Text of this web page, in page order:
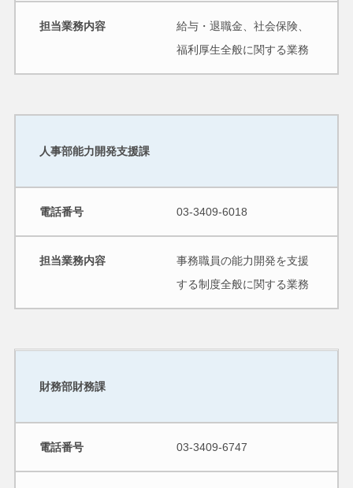
担当業務内容
給与・退職金、社会保険、
福利厚生全般に関する業務
人事部能力開発支援課
電話番号 03-3409-6018
担当業務内容
事務職員の能力開発を支援
する制度全般に関する業務
財務部財務課
電話番号 03-3409-6747